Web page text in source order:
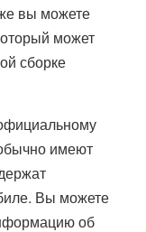
вы можете
может
сборке
имеют
Вы можете
об